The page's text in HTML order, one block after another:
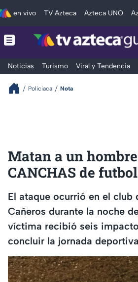
en vivo TV Azteca Azteca UNO
Noticias Turismo Viral y Tendencia
Policiaca Nota
Matan a un
CANCHAS de
El ataque ocurrió en el club
Cañeros durante la noche
víctima recibió seis
concluir la jornada